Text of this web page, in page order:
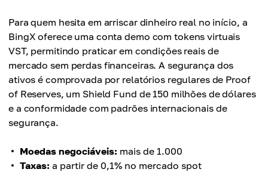
Para quem hesita em arriscar dinheiro real no início, a
BingX oferece uma conta demo com tokens virtuais
VST, permitindo praticar em condições reais de
mercado sem perdas financeiras. A segurança dos
ativos é comprovada por relatórios regulares de Proof
of Reserves, um Shield Fund de 150 milhões de dólares
e a conformidade com padrões internacionais de
segurança.
Moedas negociáveis: mais de 1.000
Taxas: a partir de 0,1% no mercado spot